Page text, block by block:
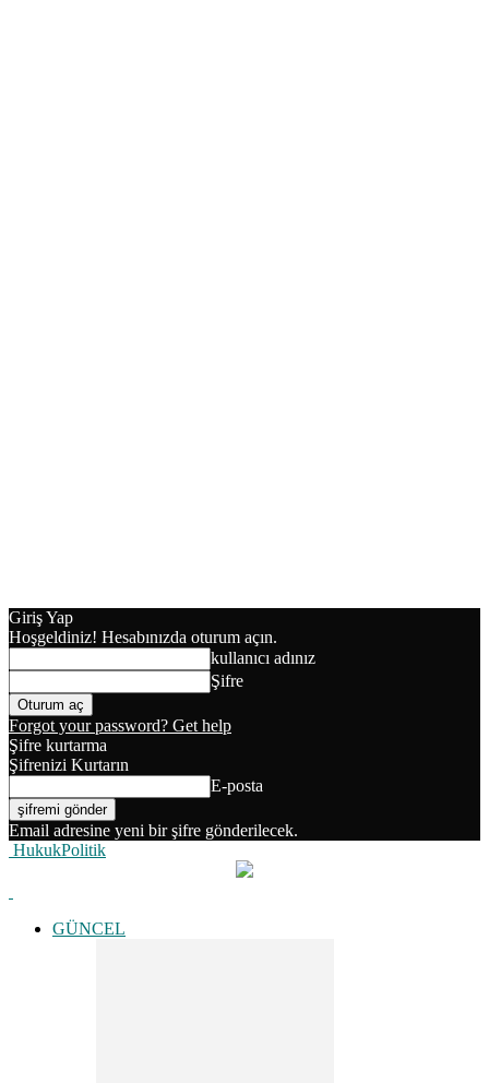
Giriş Yap
Hoşgeldiniz! Hesabınızda oturum açın.
kullanıcı adınız
Şifre
Forgot your password? Get help
Şifre kurtarma
Şifrenizi Kurtarın
E-posta
Email adresine yeni bir şifre gönderilecek.
HukukPolitik
GÜNCEL